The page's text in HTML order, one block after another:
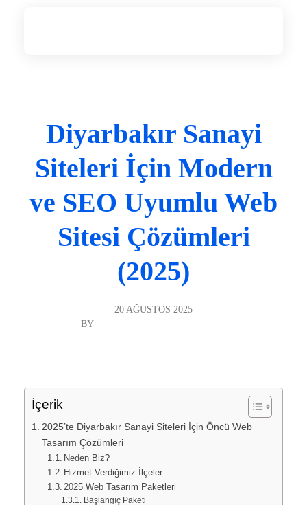
Diyarbakır Sanayi
Siteleri İçin Modern
ve SEO Uyumlu Web
Sitesi Çözümleri
(2025)
20 AĞUSTOS 2025
BY
İçerik
2025’te Diyarbakır Sanayi Siteleri İçin Öncü Web
Tasarım Çözümleri
Neden Biz?
Hizmet Verdiğimiz İlçeler
2025 Web Tasarım Paketleri
Başlangıç Paketi